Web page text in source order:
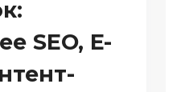
SEO, E-